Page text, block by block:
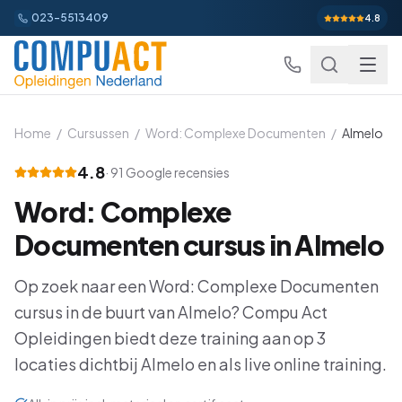
023-5513409 4.8
Excel
Excel Basis
Excel: Draaitabellen en Grafieken Gevorderd
Excel: Analyse en Rapportage
Word
Word Gevorderd Gevorderd
Word: Complexe Documenten Gevorderd
Outlook Alles-in-een
Outlook en Time Management Beginner
PowerPoint
PowerPoint Alles-in-een Beginner
Power BI
Home / Cursussen / Word: Complexe Documenten / Almelo
4.8· 91 Google recensies
Word: Complexe
Documentencursus inAlmelo
Op zoek naar eenWord: Complexe Documenten
cursus in de buurt vanAlmelo? Compu Act
Opleidingen biedt deze training aan op3
locaties dichtbij Almelo en als live online training.